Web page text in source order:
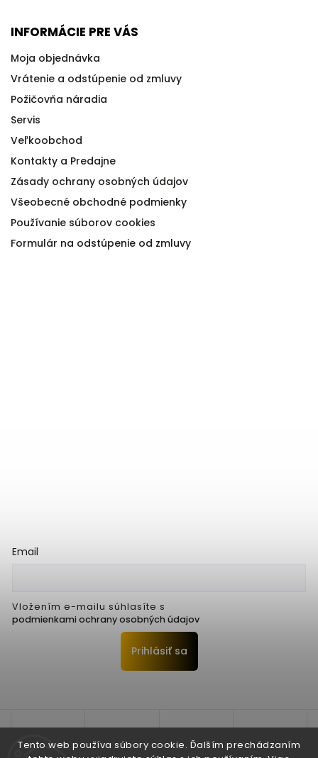
Tento web používa súbory cookie. Ďalším prechádzaním
INFORMÁCIE PRE VÁS
Moja objednávka
Vrátenie a odstúpenie od zmluvy
Požičovňa náradia
Servis
Veľkoobchod
Kontakty a Predajne
Zásady ochrany osobných údajov
Všeobecné obchodné podmienky
Používanie súborov cookies
Formulár na odstúpenie od zmluvy
Email
Vložením e-mailu súhlasíte s
podmienkami ochrany osobných údajov
Prihlásiť sa